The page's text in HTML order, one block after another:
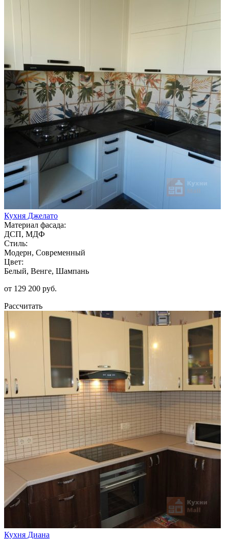
Кухня Джелато
Материал фасада:
ДСП, МДФ
Стиль:
Модерн, Современный
Цвет:
Белый, Венге, Шампань
от 129 200 руб.
Рассчитать
Кухня Диана